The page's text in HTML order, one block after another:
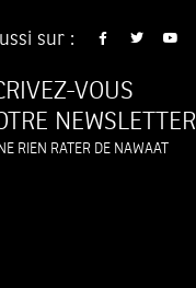
sur :
VOUS
NEWSLETTER
RIEN RATER DE NAWAAT